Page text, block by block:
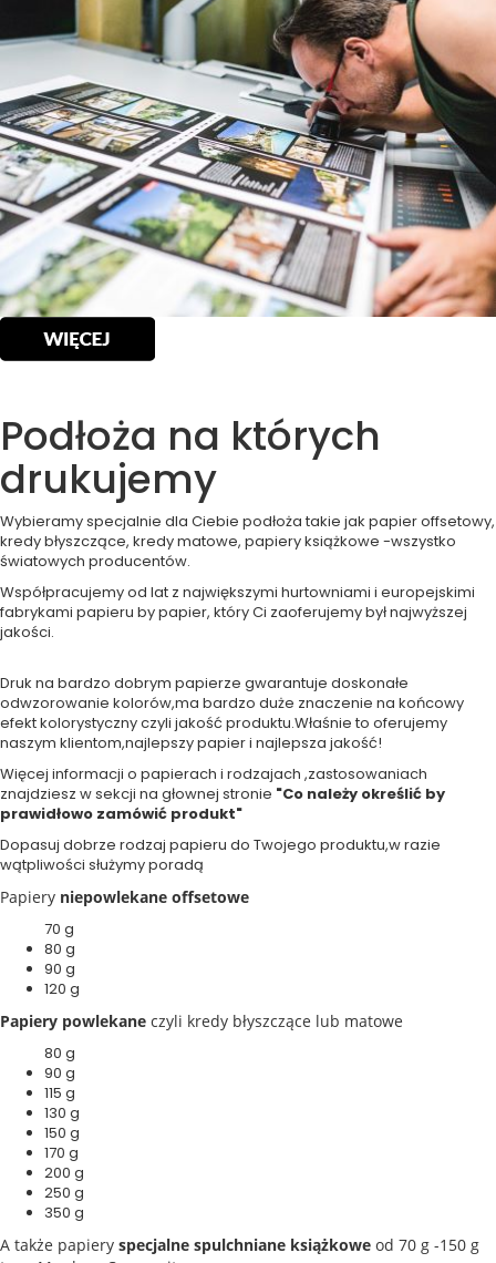
Podłoża na których
drukujemy
Wybieramy specjalnie dla Ciebie podłoża takie jak papier offsetowy,
kredy błyszczące, kredy matowe, papiery książkowe -wszystko
światowych producentów.
Współpracujemy od lat z największymi hurtowniami i europejskimi
fabrykami papieru by papier, który Ci zaoferujemy był najwyższej
jakości.
Druk na bardzo dobrym papierze gwarantuje doskonałe
odwzorowanie kolorów,ma bardzo duże znaczenie na końcowy
efekt kolorystyczny czyli jakość produktu.Właśnie to oferujemy
naszym klientom,najlepszy papier i najlepsza jakość!
Więcej informacji o papierach i rodzajach ,zastosowaniach
znajdziesz w sekcji na głownej stronie "Co należy określić by
prawidłowo zamówić produkt"
Dopasuj dobrze rodzaj papieru do Twojego produktu,w razie
wątpliwości służymy poradą
Papiery niepowlekane offsetowe
70 g
80 g
90 g
120 g
Papiery powlekane czyli kredy błyszczące lub matowe
80 g
90 g
115 g
130 g
150 g
170 g
200 g
250 g
350 g
A także papiery specjalne spulchniane książkowe od 70 g -150 g